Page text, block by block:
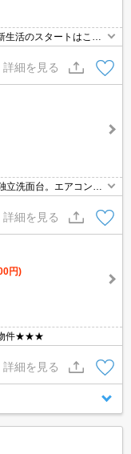
活のスタートはここ
圏内!。買い物便利。
い。
詳細を見る
洗面台。エアコン2
ーネット1GBまで無料
詳細を見る
円)
物件★★★
詳細を見る